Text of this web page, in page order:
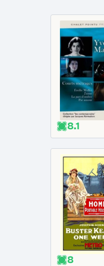
8.1
8